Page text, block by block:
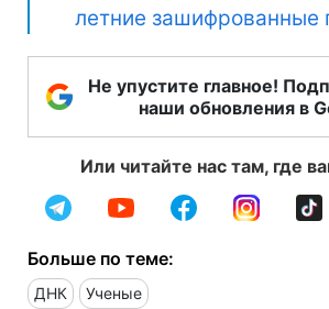
летние зашифрованные
Не упустите главное!
наши обновления в
Или читайте нас там, где
Больше по теме:
ДНК Ученые